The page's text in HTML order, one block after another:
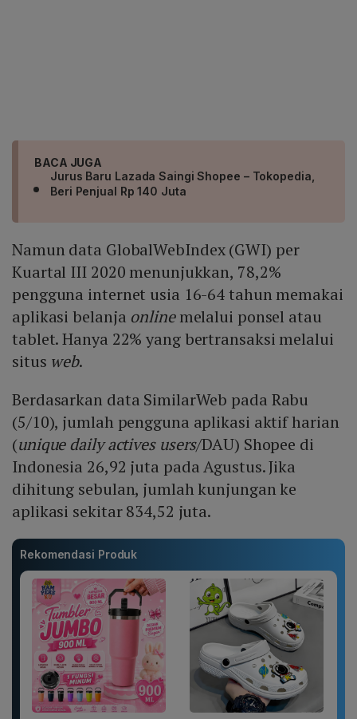
BACA JUGA
Jurus Baru Lazada Saingi Shopee – Tokopedia,
Beri Penjual Rp 140 Juta
Namun data GlobalWebIndex (GWI) per
Kuartal III 2020 menunjukkan, 78,2%
pengguna internet usia 16-64 tahun memakai
aplikasi belanja onlinemelalui ponsel atau
tablet. Hanya 22% yang bertransaksi melalui
situs web.
Berdasarkan data SimilarWeb pada Rabu
(5/10), jumlah pengguna aplikasi aktif harian
(unique daily actives users/DAU) Shopee di
Indonesia 26,92 juta pada Agustus. Jika
dihitung sebulan, jumlah kunjungan ke
aplikasi sekitar 834,52 juta.
Rekomendasi Produk